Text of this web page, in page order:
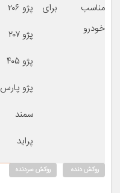
مناسب برای
خودرو
پژو ۲۰۶
پژو ۲۰۷
پژو ۴۰۵
پژو پارس
سمند
پراید
روکش دنده روکش سردنده